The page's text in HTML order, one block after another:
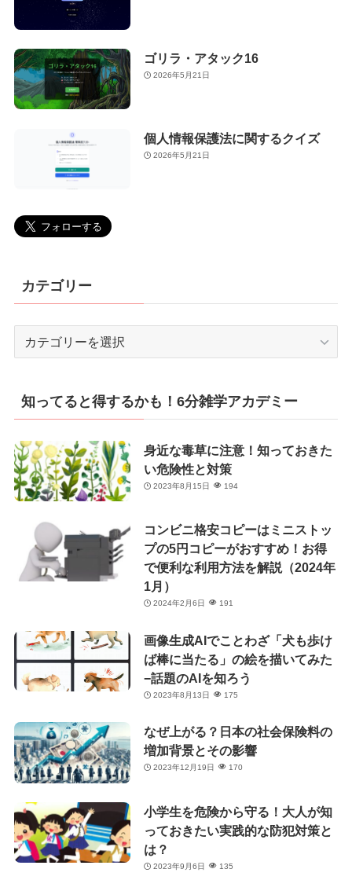
ゴリラ・アタック16
2026年5月21日
個人情報保護法に関するクイズ
2026年5月21日
カテゴリー
リ
ー
知ってると得するかも！6分雑学アカデミー
身近な毒草に注意！知っておきた
い危険性と対策
2023年8月15日 194
コンビニ格安コピーはミニストッ
プの5円コピーがおすすめ！お得
で便利な利用方法を解説（2024年
1月）
2024年2月6日 191
画像生成AIでことわざ「犬も歩け
ば棒に当たる」の絵を描いてみた
−話題のAIを知ろう
2023年8月13日 175
なぜ上がる？日本の社会保険料の
増加背景とその影響
2023年12月19日 170
小学生を危険から守る！大人が知
っておきたい実践的な防犯対策と
は？
2023年9月6日 135